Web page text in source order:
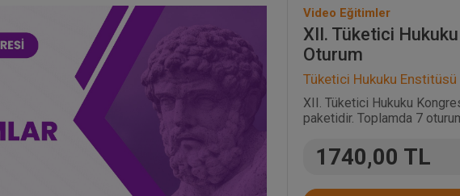
Video Eğitimler
XII. Tüketici
Oturum
Tüketici Hukuku Enstitüsü
XII. Tüketici Hukuku
paketidir. Toplamda 7
1740,00 TL